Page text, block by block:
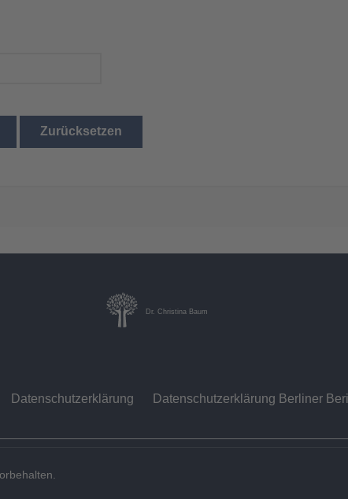
Zurücksetzen
Dr. Christina Baum
Datenschutzerklärung Datenschutzerklärung Berliner